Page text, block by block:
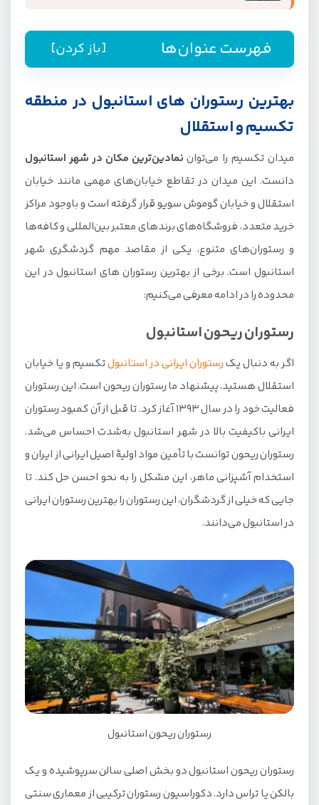
فهرست عنوان‌ها [باز کردن]
و استقلال
رستوران ریحون استانبول
رستوران مک دونالد استانبول
رستوران های منطقه سلطان احمد
رستوران درالیه
رستوران خانه ماهی سلطان احمد
رستوران های منطقه بشیکتاش، اورتاکوی و ببک
رستوران شهرزاد استانبول
رستوران نصرت استانبول
رستوران عطاویچ استانبول
رستوران بوراک استانبول
رستوران ببک بالیکچی
رستوران های استانبول در منطقه شیشلی و
نیشان تاشی
رستوران سفیر استانبول
رستوران اسپاگو
رستوران شاندیز استانبول
رستوران‌های شهرداری استانبول
آرناووت کوی
رستوران آوجیلار
بهترین رستوران های استانبول در منطقه
تکسیم و استقلال
میدان تکسیم را می‌توان نمادین‌ترین مکان در شهر استانبول
دانست. این میدان در تقاطع خیابان‌های مهمی مانند خیابان
استقلال و خیابان گوموش سویو قرار گرفته است و باوجود مراکز
خرید متعدد، فروشگاه‌های برندهای معتبر بین‌المللی و کافه‌ها
و رستوران‌های متنوع، یکی از مقاصد مهم گردشگری شهر
استانبول است. برخی از بهترین رستوران های استانبول در این
محدوده را در ادامه معرفی می‌کنیم:
رستوران ریحون استانبول
اگر به دنبال یکرستوران ایرانی در استانبولتکسیم و یا خیابان
استقلال هستید، پیشنهاد ما رستوران ریحون است. این رستوران
فعالیت خود را در سال ۱۳۹۳ آغاز کرد. تا قبل از آن کمبود رستوران
ایرانی باکیفیت بالا در شهر استانبول به‌شدت احساس می‌شد.
رستوران ریحون توانست با تأمین مواد اولیهٔ اصیل ایرانی از ایران و
استخدام آشپزانی ماهر، این مشکل را به نحو احسن حل کند. تا
جایی که خیلی از گردشگران، این رستوران را بهترین رستوران ایرانی
در استانبول می‌دانند.
رستوران ریحون استانبول
رستوران ریحون استانبول دو بخش اصلی سالن سرپوشیده و یک
بالکن یا تراس دارد. دکوراسیون رستوران ترکیبی از معماری سنتی